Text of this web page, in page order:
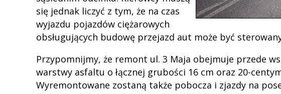
się jednak liczyć z tym, że na czas
wyjazdu pojazdów ciężarowych
obsługujących budowę przejazd aut może być
Przypomnijmy, że remont ul. 3 Maja obejmuje przede
warstwy asfaltu o łącznej grubości 16 cm oraz 20-
Wyremontowane zostaną także pobocza i zjazdy na